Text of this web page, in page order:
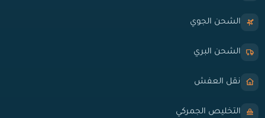
الشحن الجوي
الشحن البري
نقل العفش
التخليص الجمركي